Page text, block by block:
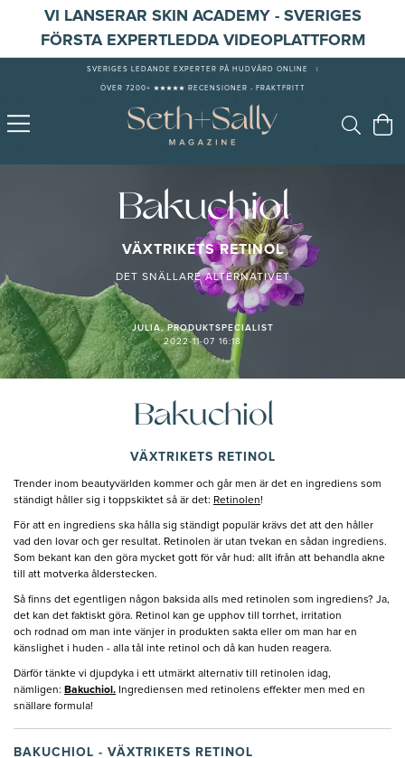
VI LANSERAR SKIN ACADEMY - SVERIGES
FÖRSTA EXPERTLEDDA VIDEOPLATTFORM
SVERIGES LEDANDE EXPERTER PÅ HUDVÅRD ONLINE
ÖVER 7200+ ★★★★★ RECENSIONER - FRAKTFRITT
Bakuchiol
VÄXTRIKETS RETINOL
DET SNÄLLARE ALTERNATIVET
JULIA, PRODUKTSPECIALIST
2022-11-07 16:18
Bakuchiol
VÄXTRIKETS RETINOL
Trender inom beautyvärlden kommer och går men är det en ingrediens som
ständigt håller sig i toppskiktet så är det: Retinolen!
För att en ingrediens ska hålla sig ständigt populär krävs det att den håller
vad den lovar och ger resultat. Retinolen är utan tvekan en sådan ingrediens.
Som bekant kan den göra mycket gott för vår hud: allt ifrån att behandla akne
till att motverka ålderstecken.
Så finns det egentligen någon baksida alls med retinolen som ingrediens? Ja,
det kan det faktiskt göra. Retinol kan ge upphov till torrhet, irritation
och rodnad om man inte vänjer in produkten sakta eller om man har en
känslighet i huden - alla tål inte retinol och då kan huden reagera.
Därför tänkte vi djupdyka i ett utmärkt alternativ till retinolen idag,
nämligen: Bakuchiol. Ingrediensen med retinolens effekter men med en
snällare formula!
BAKUCHIOL - VÄXTRIKETS RETINOL